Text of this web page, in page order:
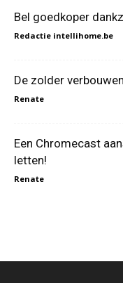
Bel goedkoper
Redactie intellihome.be
De zolder
Renate
Een Chromecast
letten!
Renate